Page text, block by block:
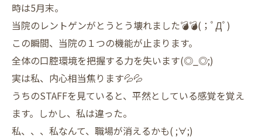
時は5月末。
当院のレントゲンがとうとう壊れました💣💣(；ﾟДﾟ)
この瞬間、当院の１つの機能が止まります。
全体の口腔環境を把握する力を失います(◎_◎;)
実は私、内心相当焦ります💦💦
うちのSTAFFを見ていると、平然としている感覚を覚え
ます。しかし、私は違った。
私、、、私なんて、 職場が消えるかも( ;∀;)